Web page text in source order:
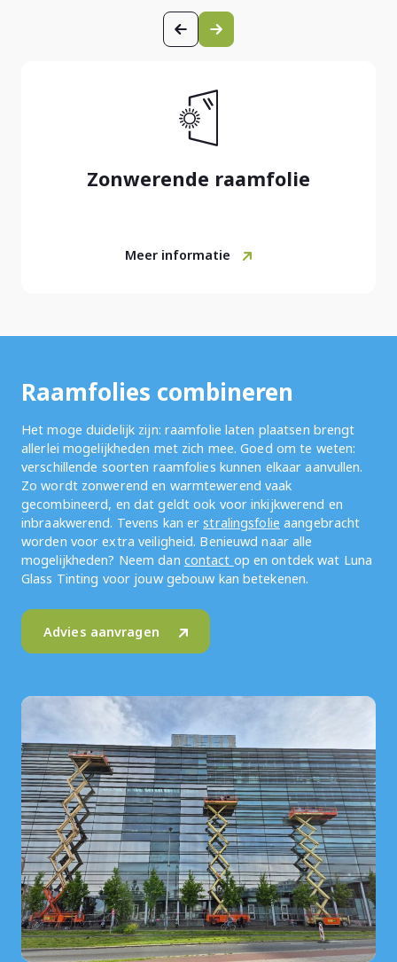
Zonwerende raamfolie
Meer informatie
Raamfolies combineren
Het moge duidelijk zijn: raamfolie laten plaatsen brengt
allerlei mogelijkheden met zich mee. Goed om te weten:
verschillende soorten raamfolies kunnen elkaar aanvullen.
Zo wordt zonwerend en warmtewerend vaak
gecombineerd, en dat geldt ook voor inkijkwerend en
inbraakwerend. Tevens kan erstralingsfolie aangebracht
worden voor extra veiligheid. Benieuwd naar alle
mogelijkheden? Neem dan contact op en ontdek wat Luna
Glass Tinting voor jouw gebouw kan betekenen.
Advies aanvragen